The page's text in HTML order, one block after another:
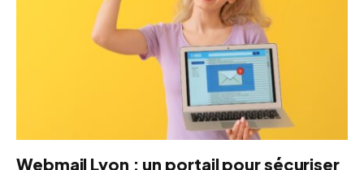
Webmail Lyon : un portail pour sécuriser